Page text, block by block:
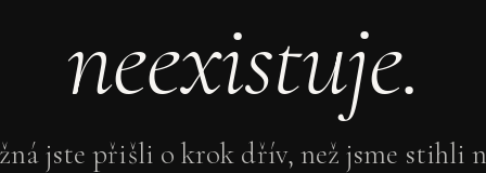
neexistuje.
jste přišli o krok dřív, než jsme stihli